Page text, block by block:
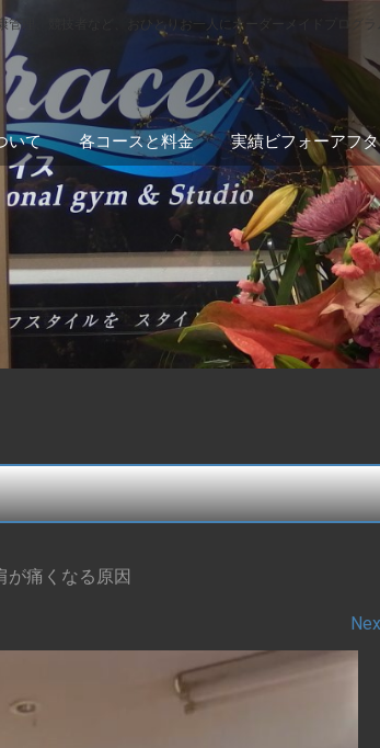
理、競技者など、おひとりお一人にオーダーメイドプログラ
いて 各コースと料金 実績ビフォーアフ
が痛くなる原因